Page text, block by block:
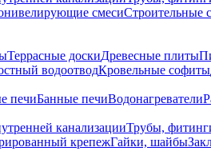
смесиСтроительные
Террасные доскиДревесные плиты
водоотводКровельные софиты
печиБанные печиВодонагреватели
канализацииТрубы,
крепежГайки, шайбы